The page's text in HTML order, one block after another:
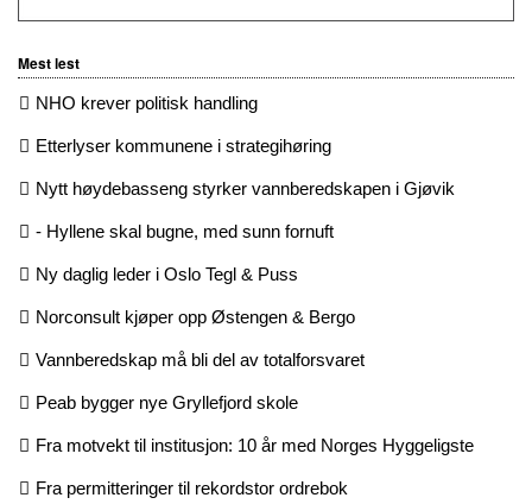
Mest lest
NHO krever politisk handling
Etterlyser kommunene i strategihøring
Nytt høydebasseng styrker vannberedskapen i Gjøvik
- Hyllene skal bugne, med sunn fornuft
Ny daglig leder i Oslo Tegl & Puss
Norconsult kjøper opp Østengen & Bergo
Vannberedskap må bli del av totalforsvaret
Peab bygger nye Gryllefjord skole
Fra motvekt til institusjon: 10 år med Norges Hyggeligste
Fra permitteringer til rekordstor ordrebok